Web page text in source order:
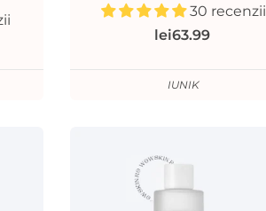
30 recenzii
lei63.99
IUNIK